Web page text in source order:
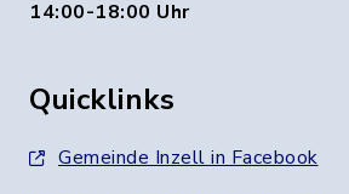
14:00-18:00 Uhr
Quicklinks
Gemeinde Inzell in Facebook